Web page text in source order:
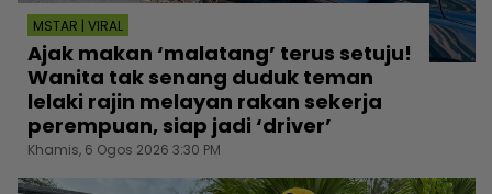
MSTAR | VIRAL
Ajak makan ‘malatang’ terus setuju!
Wanita tak senang duduk teman
lelaki rajin melayan rakan sekerja
perempuan, siap jadi ‘driver’
Khamis, 6 Ogos 2026 3:30 PM